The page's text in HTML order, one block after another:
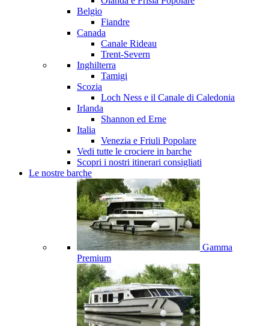
Belgio
Fiandre
Canada
Canale Rideau
Trent-Severn
Inghilterra
Tamigi
Scozia
Loch Ness e il Canale di Caledonia
Irlanda
Shannon ed Erne
Italia
Venezia e Friuli Popolare
Vedi tutte le crociere in barche
Scopri i nostri itinerari consigliati
Le nostre barche
Gamma
Premium